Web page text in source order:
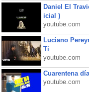
Daniel El
icial )
youtube.com
Luciano
Ti
youtube.com
Cuarentena
youtube.com